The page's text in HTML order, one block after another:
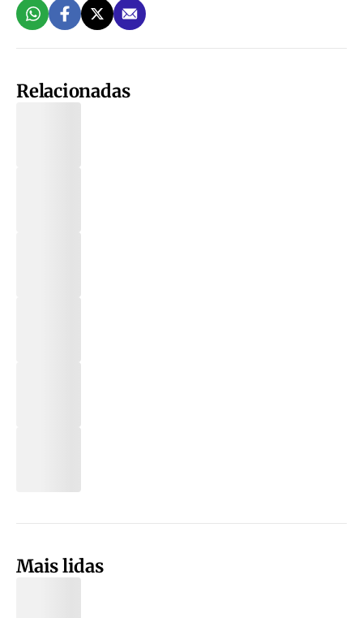
Relacionadas
Mais lidas